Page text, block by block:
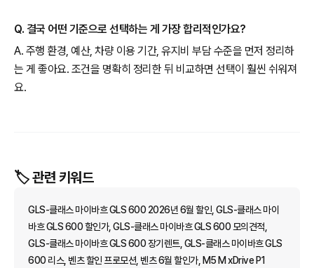
Q. 결국 어떤 기준으로 선택하는 게 가장 합리적인가요?
A. 주행 환경, 예산, 차량 이용 기간, 유지비 부담 수준을 먼저 정리하
는 게 좋아요. 조건을 명확히 정리한 뒤 비교하면 선택이 훨씬 쉬워져
요.
🏷️ 관련 키워드
GLS-클래스 마이바흐 GLS 600 2026년 6월 할인, GLS-클래스 마이
바흐 GLS 600 할인가, GLS-클래스 마이바흐 GLS 600 모의견적,
GLS-클래스 마이바흐 GLS 600 장기렌트, GLS-클래스 마이바흐 GLS
600 리스, 벤츠 할인 프로모션, 벤츠 6월 할인가, M5 M xDrive P1